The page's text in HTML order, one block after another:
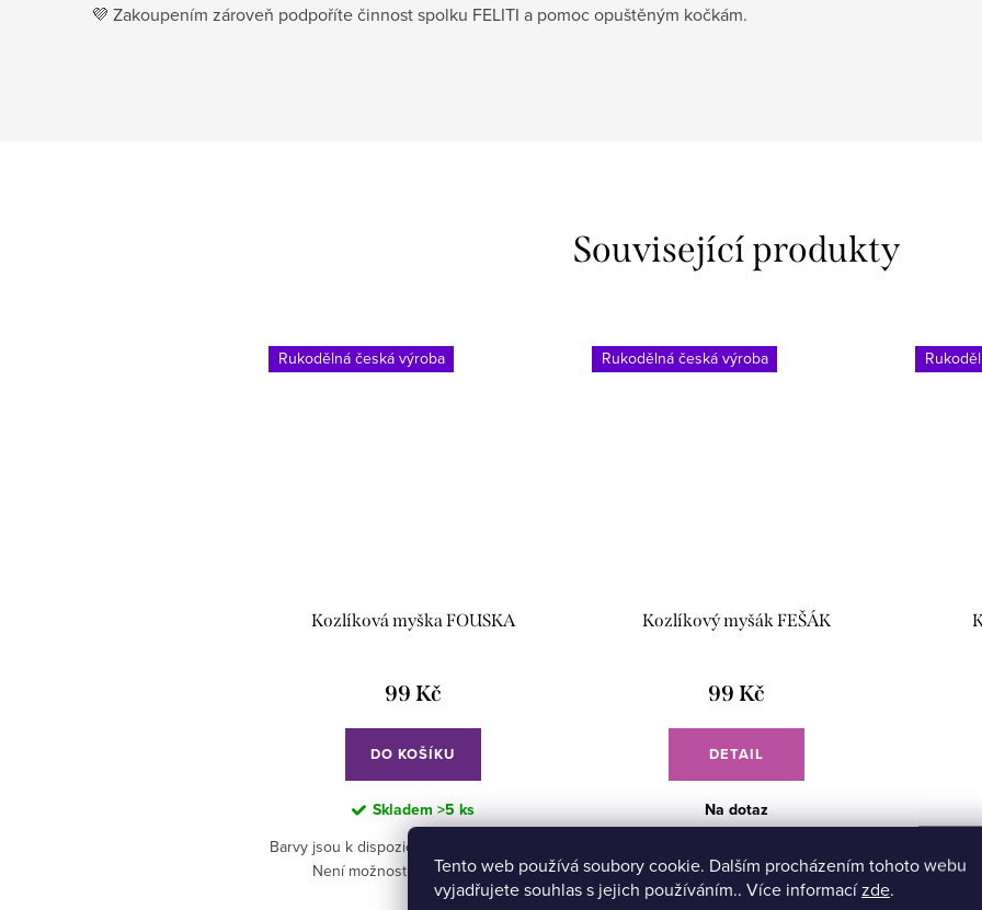
Tento web používá soubory cookie. Dalším procházením tohoto webu
vyjadřujete souhlas s jejich používáním.. Více informacízde.
💜 Zakoupením zároveň podpoříte činnost spolku FELITI a pomoc opuštěným kočkám.
Související produkty
Rukodělná česká výroba
Kozlíková myška FOUSKA
99 Kč
DO KOŠÍKU
Skladem >5 ks
Barvy jsou k dispozici dle aktuální nabídky.
Není možnost si vybrat barvu.
Rukodělná česká výroba
Kozlíkový myšák FEŠÁK
99 Kč
DETAIL
Na dotaz
Není možnost si vybrat barvu.